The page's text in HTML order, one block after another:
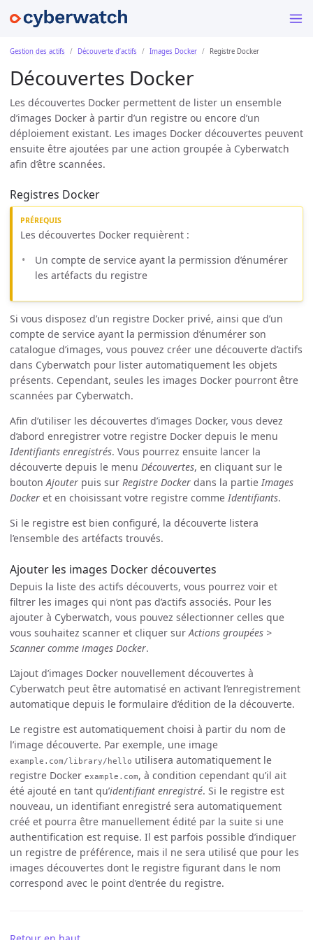
Gestion des actifs Découverte d’actifs Images Docker Registre Docker
Découvertes Docker
Les découvertes Docker permettent de lister un ensemble
d’images Docker à partir d’un registre ou encore d’un
déploiement existant. Les images Docker découvertes peuvent
ensuite être ajoutées par une action groupée à Cyberwatch
afin d’être scannées.
Registres Docker
PRÉREQUIS
Les découvertes Docker requièrent :
Un compte de service ayant la permission d’énumérer
les artéfacts du registre
Si vous disposez d’un registre Docker privé, ainsi que d’un
compte de service ayant la permission d’énumérer son
catalogue d’images, vous pouvez créer une découverte d’actifs
dans Cyberwatch pour lister automatiquement les objets
présents. Cependant, seules les images Docker pourront être
scannées par Cyberwatch.
Afin d’utiliser les découvertes d’images Docker, vous devez
d’abord enregistrer votre registre Docker depuis le menu
Identifiants enregistrés. Vous pourrez ensuite lancer la
découverte depuis le menu Découvertes, en cliquant sur le
boutonAjouter puis sur Registre Docker dans la partieImages
Docker et en choisissant votre registre commeIdentifiants.
Si le registre est bien configuré, la découverte listera
l’ensemble des artéfacts trouvés.
Ajouter les images Docker découvertes
Depuis la liste des actifs découverts, vous pourrez voir et
filtrer les images qui n’ont pas d’actifs associés. Pour les
ajouter à Cyberwatch, vous pouvez sélectionner celles que
vous souhaitez scanner et cliquer surActions groupées >
Scanner comme images Docker.
L’ajout d’images Docker nouvellement découvertes à
Cyberwatch peut être automatisé en activant l’enregistrement
automatique depuis le formulaire d’édition de la découverte.
Le registre est automatiquement choisi à partir du nom de
l’image découverte. Par exemple, une image
example.com/library/hello utilisera automatiquement le
registre Docker example.com, à condition cependant qu’il ait
été ajouté en tant qu’identifiant enregistré. Si le registre est
nouveau, un identifiant enregistré sera automatiquement
créé et pourra être manuellement édité par la suite si une
authentification est requise. Il est parfois possible d’indiquer
un registre de préférence, mais il ne sera utilisé que pour les
images découvertes dont le registre figurant dans le nom
correspond avec le point d’entrée du registre.